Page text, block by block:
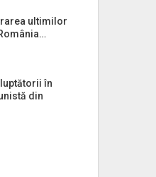
ultimilor
luptătorii în
din